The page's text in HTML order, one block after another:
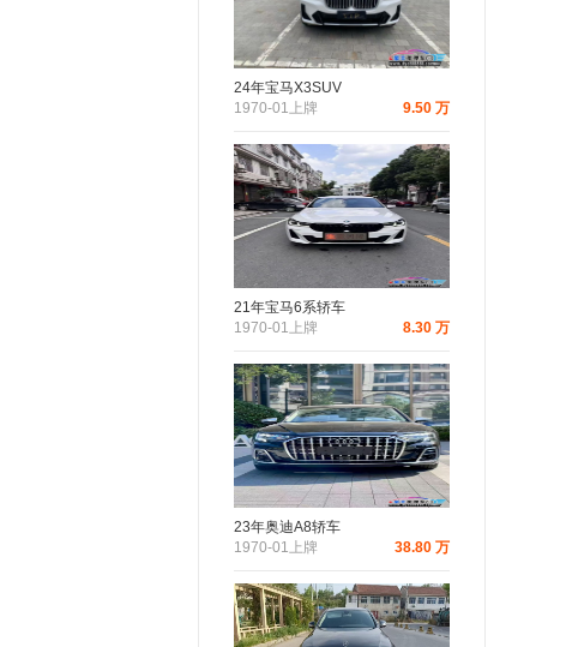
24年宝马X3SUV
1970-01上牌
9.50 万
21年宝马6系轿车
1970-01上牌
8.30 万
23年奥迪A8轿车
1970-01上牌
38.80 万